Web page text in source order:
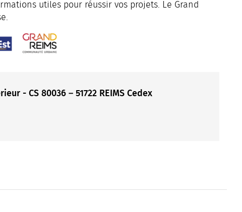
utiles pour réussir vos projets. Le Grand
- CS 80036 – 51722 REIMS Cedex